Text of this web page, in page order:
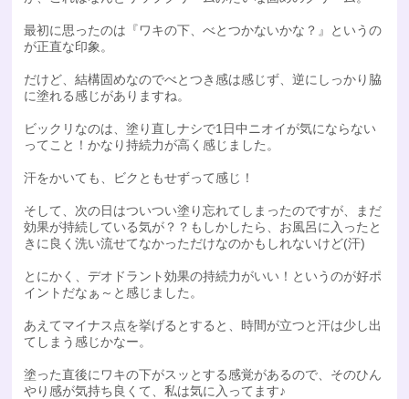
最初に思ったのは『ワキの下、べとつかないかな？』というの
が正直な印象。
だけど、結構固めなのでべとつき感は感じず、逆にしっかり脇
に塗れる感じがありますね。
ビックリなのは、塗り直しナシで1日中ニオイが気にならない
ってこと！かなり持続力が高く感じました。
汗をかいても、ビクともせずって感じ！
そして、次の日はついつい塗り忘れてしまったのですが、まだ
効果が持続している気が？？もしかしたら、お風呂に入ったと
きに良く洗い流せてなかっただけなのかもしれないけど(汗)
とにかく、デオドラント効果の持続力がいい！というのが好ポ
イントだなぁ～と感じました。
あえてマイナス点を挙げるとすると、時間が立つと汗は少し出
てしまう感じかなー。
塗った直後にワキの下がスッとする感覚があるので、そのひん
やり感が気持ち良くて、私は気に入ってます♪